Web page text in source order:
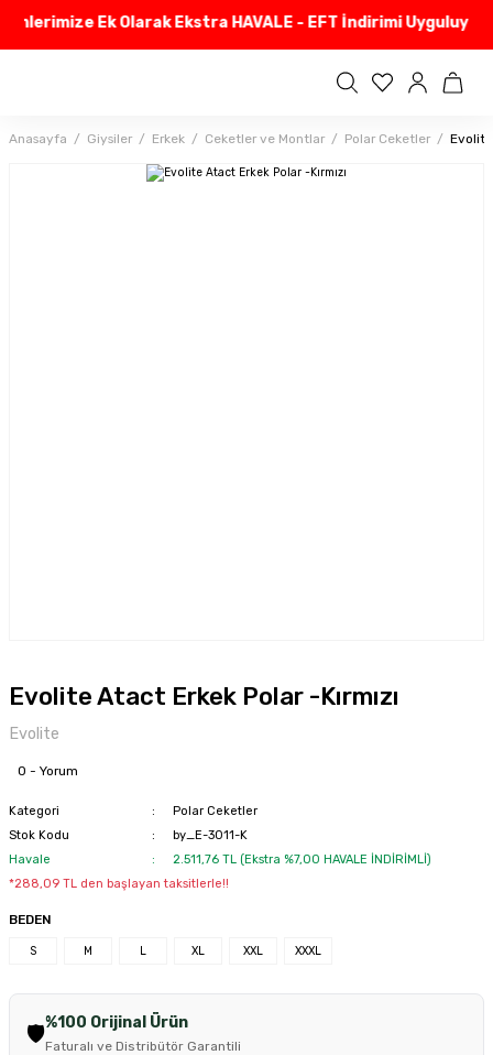
Ek Olarak Ekstra HAVALE - EFT İndirimi
Anasayfa Giysiler Erkek Ceketler ve Montlar Polar Ceketler Evolite
Evolite Atact Erkek Polar -Kırmızı
Evolite
0 - Yorum
Kategori
Polar Ceketler
Stok Kodu
by_E-3011-K
Havale
2.511,76 TL (Ekstra %7,00 HAVALE İNDİRİMLİ)
*288,09 TL den başlayan taksitlerle!!
BEDEN
S M L XL XXL XXXL
🛡️%100 Orijinal Ürün
Faturalı ve Distribütör Garantili